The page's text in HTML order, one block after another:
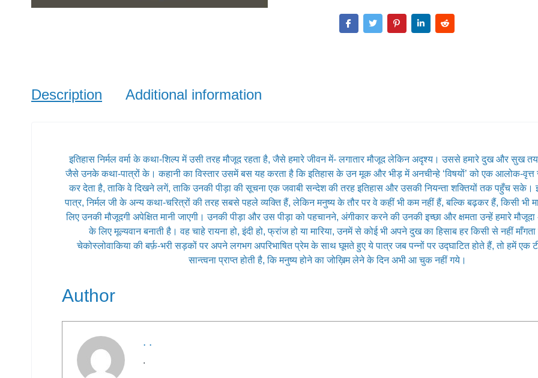
Description Additional information
इतिहास निर्मल वर्मा के कथा-शिल्प में उसी तरह मौजूद रहता है, जैसे हमारे जीवन में- लगातार मौजूद लेकिन अदृश्य। उससे हमारे दुख और सुख
जैसे उनके कथा-पात्रों के। कहानी का विस्तार उसमें बस यह करता है कि इतिहास के उन मूक और भीड़ में अनचीन्हे ‘विषयों’ को एक आलोक-वृत्त
कर देता है, ताकि वे दिखने लगें, ताकि उनकी पीड़ा की सूचना एक जवाबी सन्देश की तरह इतिहास और उसकी नियन्ता शक्तियों तक पहुँच सके।
पात्र, निर्मल जी के अन्य कथा-चरित्रों की तरह सबसे पहले व्यक्ति हैं, लेकिन मनुष्य के तौर पर वे कहीं भी कम नहीं हैं, बल्कि बढ़कर हैं, किसी भी
लिए उनकी मौजूदगी अपेक्षित मानी जाएगी। उनकी पीड़ा और उस पीड़ा को पहचानने, अंगीकार करने की उनकी इच्छा और क्षमता उन्हें हमारे
के लिए मूल्यवान बनाती है। वह चाहे रायना हो, इंदी हो, फ्रांज हो या मारिया, उनमें से कोई भी अपने दुख का हिसाब हर किसी से नहीं माँगता
चेकोस्लोवाकिया की बर्फ़-भरी सड़कों पर अपने लगभग अपरिभाषित प्रेम के साथ घूमते हुए ये पात्र जब पन्नों पर उद्घाटित होते हैं, तो हमें एक
सान्त्वना प्राप्त होती है, कि मनुष्य होने का जोख़िम लेने के दिन अभी आ चुक नहीं गये।
Author
. .
.